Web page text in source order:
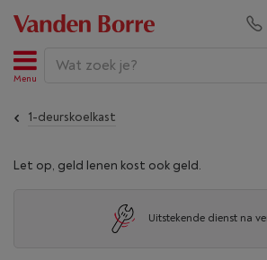
Menu
1-deurskoelkast
Let op, geld lenen kost ook geld.
Uitstekende dienst na